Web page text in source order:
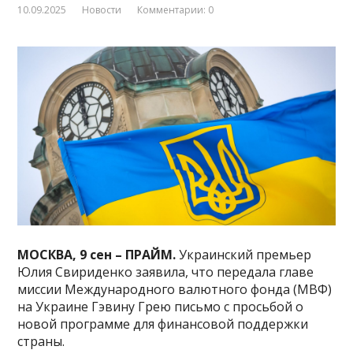
10.09.2025 Новости Комментарии: 0
МОСКВА, 9 сен – ПРАЙМ.Украинский премьер
Юлия Свириденко заявила, что передала главе
миссии Международного валютного фонда (МВФ)
на Украине Гэвину Грею письмо с просьбой о
новой программе для финансовой поддержки
страны.